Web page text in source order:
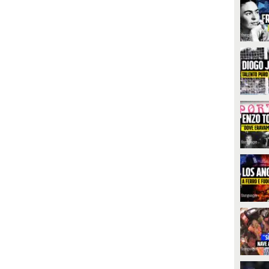
Johnny Depp non ha mai guardato